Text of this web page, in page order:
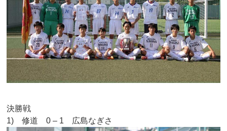
決勝戦
1) 修道 0 – 1 広島なぎさ